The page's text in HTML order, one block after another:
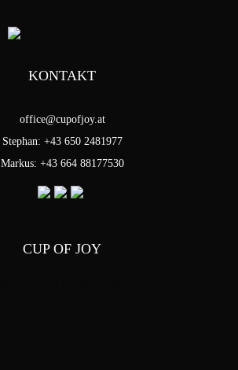
KONTAKT
office@cupofjoy.at
Stephan: +43 650 2481977
Markus: +43 664 88177530
CUP OF JOY